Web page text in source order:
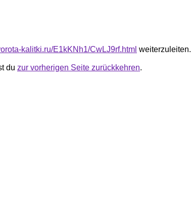
kalitki.ru/E1kKNh1/CwLJ9rf.html weiterzuleiten.
du zur vorherigen Seite zurückkehren.